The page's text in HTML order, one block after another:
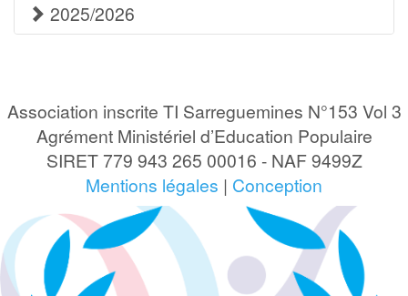
2025/2026
Association inscrite TI Sarreguemines N°153 Vol 3
Agrément Ministériel d’Education Populaire
SIRET 779 943 265 00016 - NAF 9499Z
Mentions légales | Conception